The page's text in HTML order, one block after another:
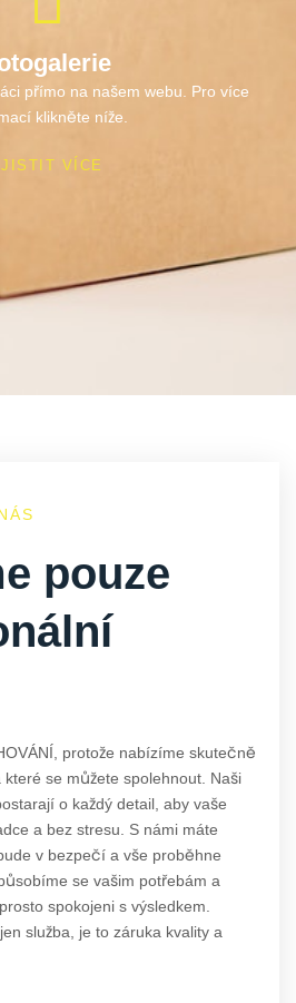
přímo na našem webu. Pro více
klikněte níže.
VÍCE
pouze
protože nabízíme skutečně
které se můžete spolehnout. Naši
o každý detail, aby vaše
a bez stresu. S námi máte
v bezpečí a vše proběhne
se vašim potřebám a
spokojeni s výsledkem.
služba, je to záruka kvality a